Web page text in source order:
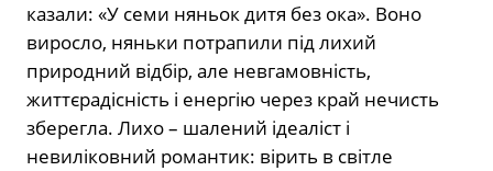
казали: «У семи няньок дитя без ока». Воно
виросло, няньки потрапили під лихий
природний відбір, але невгамовність,
життєрадісність і енергію через край нечисть
зберегла. Лихо – шалений ідеаліст і
невиліковний романтик: вірить в світле